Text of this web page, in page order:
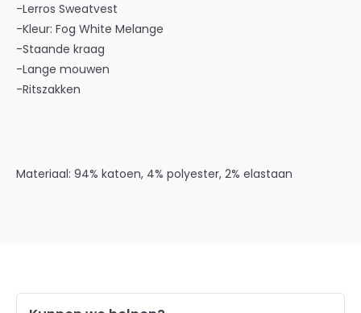
-Lerros Sweatvest
-Kleur: Fog White Melange
-Staande kraag
-Lange mouwen
-Ritszakken
Materiaal: 94% katoen, 4% polyester, 2% elastaan